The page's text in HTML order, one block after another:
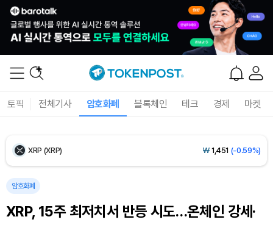
토픽 전체기사 암호화폐 블록체인 테크 경제 마켓
Ethereum (ETH) ₩2,692,439(+0.37%)
XRP (XRP) ₩ 1,451 (-0.59%)
Solana (SOL)
TRON (TRX) ₩ 461.3(+0.17%)
암호화폐
XRP, 15주 최저치서 반등 시도…온체인 강세·